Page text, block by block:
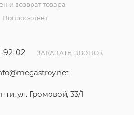
и возврат товара
Вопрос-ответ
92-02 ЗАКАЗАТЬ ЗВОНОК
ул. Громовой, 33/1